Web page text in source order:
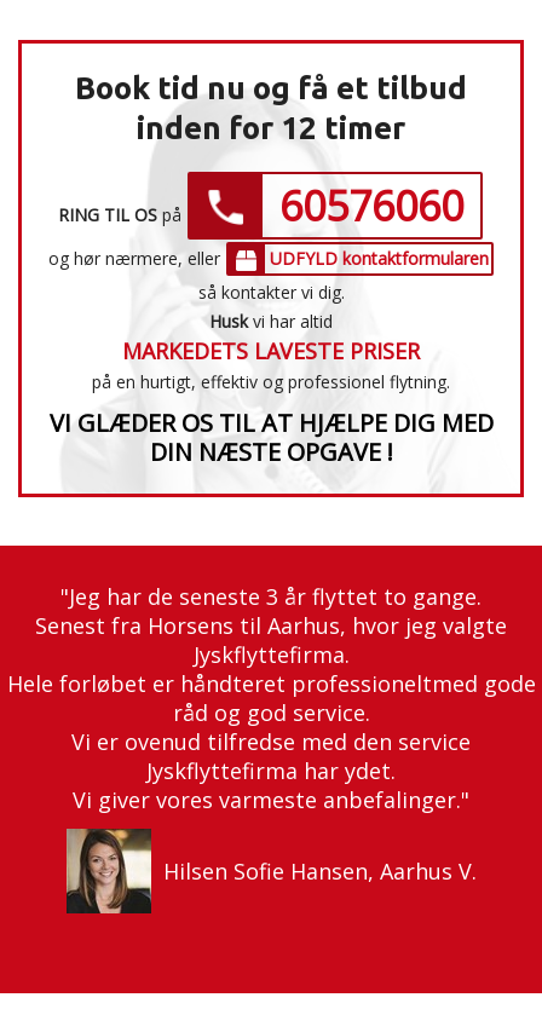
Book tid nu og få et tilbud
inden for 12 timer
RING TIL OS på 60576060
og hør nærmere, eller
UDFYLD kontaktformularen
så kontakter vi dig.
Huskvi har altid
MARKEDETS LAVESTE PRISER
på en hurtigt, effektiv og professionel flytning.
VI GLÆDER OS TIL AT HJÆLPE DIG MED
DIN NÆSTE OPGAVE !
"Jeg har de seneste 3 år flyttet to gange.
Senest fra Horsens til Aarhus, hvor jeg valgte
Jyskflyttefirma.
Hele forløbet er håndteret professioneltmed gode
råd og god service.
Vi er ovenud tilfredse med den service
Jyskflyttefirma har ydet.
Vi giver vores varmeste anbefalinger."
Hilsen Sofie Hansen, Aarhus V.